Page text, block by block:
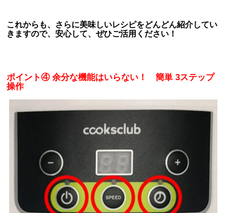
これからも、さらに美味しいレシピをどんどん紹介してい
きますので、安心して、ぜひご活用ください！
ポイント④ 余分な機能はいらない！ 簡単 3ステップ
操作